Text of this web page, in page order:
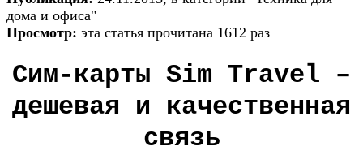
дома и офиса"
Просмотр: эта статья прочитана 1612 раз
Сим-карты Sim Travel –
дешевая и качественная
связь